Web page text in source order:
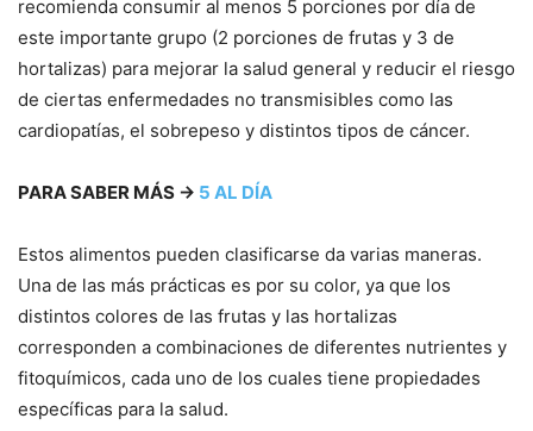
recomienda consumir al menos 5 porciones por día de
este importante grupo (2 porciones de frutas y 3 de
hortalizas) para mejorar la salud general y reducir el riesgo
de ciertas enfermedades no transmisibles como las
cardiopatías, el sobrepeso y distintos tipos de cáncer.
PARA SABER MÁS → 5 AL DÍA
Estos alimentos pueden clasificarse da varias maneras.
Una de las más prácticas es por su color, ya que los
distintos colores de las frutas y las hortalizas
corresponden a combinaciones de diferentes nutrientes y
fitoquímicos, cada uno de los cuales tiene propiedades
específicas para la salud.